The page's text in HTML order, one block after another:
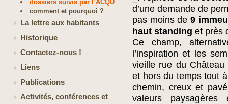
dossiers suivis par l’ACQU
comment et pourquoi ?
La lettre aux habitants
Historique
Contactez-nous !
Liens
Publications
Activités, conférences et
d’une demande de
pas moins de 9
haut standing et près
Ce champ,
l’inspiration et les
vieille rue du Château
et hors du temps tout
chemin, creux et
valeurs